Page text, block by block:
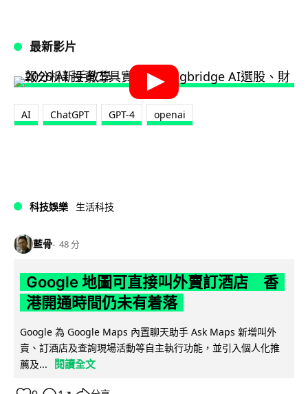
最新影片
AI ChatGPT GPT-4 openai
科技娛樂 生活科技
藍骨 48 分
Google 地圖可直接叫外賣訂酒店 香
港開通時間仍未有着落
Google 為 Google Maps 內置聊天助手 Ask Maps 新增叫外
賣、訂酒店及查詢現場活動等自主執行功能，並引入個人化推
薦及...
閱讀全文